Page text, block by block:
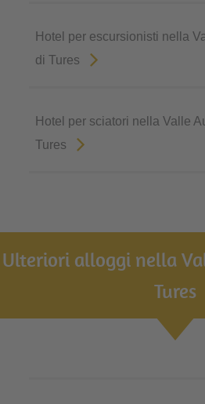
Hotel per escursionisti nella
di Tures
Hotel per sciatori nella Valle
Tures
Ulteriori alloggi nella
Tures